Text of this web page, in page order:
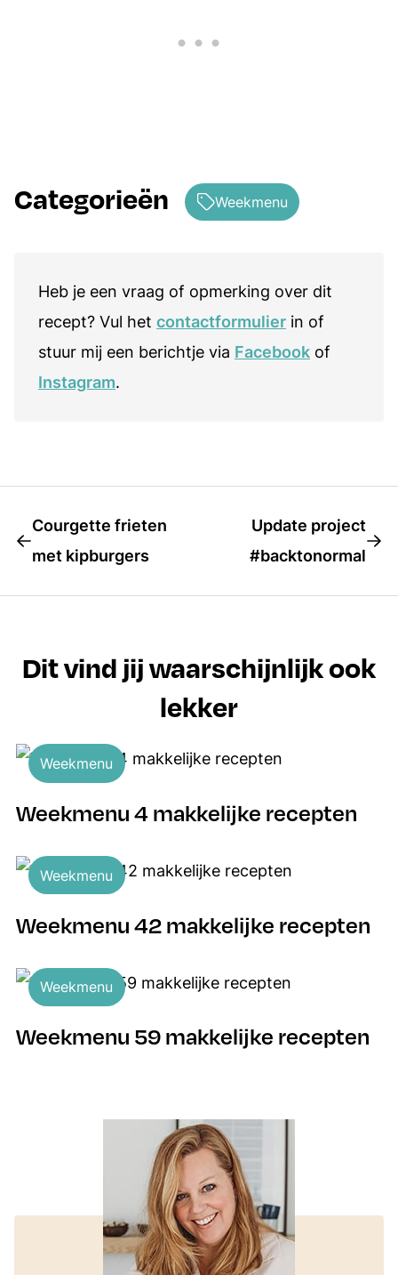
Categorieën Weekmenu
Heb je een vraag of opmerking over dit
recept? Vul het contactformulier in of
stuur mij een berichtje via Facebook of
Instagram.
Courgette frieten
met kipburgers
Update project
#backtonormal
Dit vind jij waarschijnlijk ook
lekker
Weekmenu
Weekmenu 4 makkelijke recepten
Weekmenu
Weekmenu 42 makkelijke recepten
Weekmenu
Weekmenu 59 makkelijke recepten